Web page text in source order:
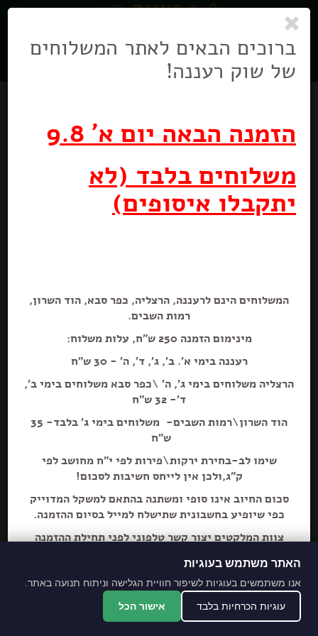
ניווט
בניווט
הוספה+
ברוכים הבאים לאתר המשלוחים
של שוק רעננה!
הזמנה הבאה יום א' 9.8
משלוחים בלבד (לא
יתקבלו איסופים)
המשלוחים הינם לרעננה, הרצליה, כפר סבא, הוד השרון,
רמות השבים.
מינימום הזמנה 250 ש"ח, עלות משלוח:
רעננה בימי א'. ב', ג', ד', ה' - 30 ש"ח
הרצליה משלוחים בימי ג', ה' \כפר סבא משלוחים בימי ב',
ד'- 32 ש"ח
הוד השרון\רמות השבים- משלוחים בימי ג' בלבד- 35
ש"ח
שימו לב-בחירת ירקות\פירות לפי י"ח מחושב לפי
ק"ג,ולכן אין לייחס חשיבות לסכום!
סכום החיוב אינו סופי ומשתנה בהתאם למשקל המדוייק
כפי שיופיע בחשבונית שתישלח למייל בסיום ההזמנה.
צוות המלקטים יצור קשר טלפוני לפני תחילת ההזמנה
מתחייבים לסחורה הכי
מובחרת!
*האתר והמקום עם נגישות מלאה לנכים.
האתר משתמש בעוגיות
אנו משתמשים בעוגיות לשיפור חוויית הגלישה וניתוח תנועה באתר.
עוגיות הכרחיות בלבד אישור הכל